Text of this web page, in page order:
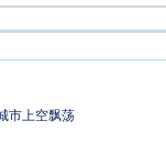
市上空飘荡